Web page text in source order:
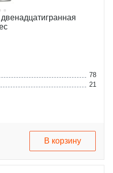
78
21
В корзину